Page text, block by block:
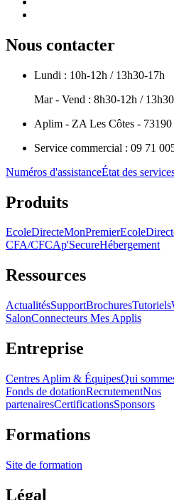
Nous contacter
Lundi : 10h-12h / 13h30-17h
Mar - Vend : 8h30-12h /
Aplim - ZA Les Côtes - 73190
Service commercial : 09 71
Numéros d'assistanceÉtat des
Produits
EcoleDirecte
CFA/CFCAp'SecureHébergement
Ressources
ActualitésSupportBrochuresTutoriels
SalonConnecteurs Mes Applis
Entreprise
Centres Aplim & ÉquipesQui
Fonds de dotationRecrutementNos
partenairesCertificationsSponsors
Formations
Site de formation
Légal